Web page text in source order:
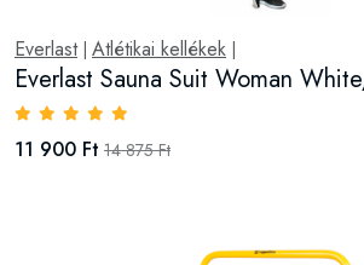
Everlast| Atlétikai kellékek
Everlast Sauna Suit Woman
11 900 Ft 14 875 Ft